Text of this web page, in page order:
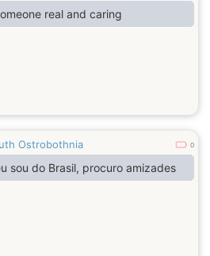
real and caring
Ostrobothnia 0
sou do Brasil, procuro amizades